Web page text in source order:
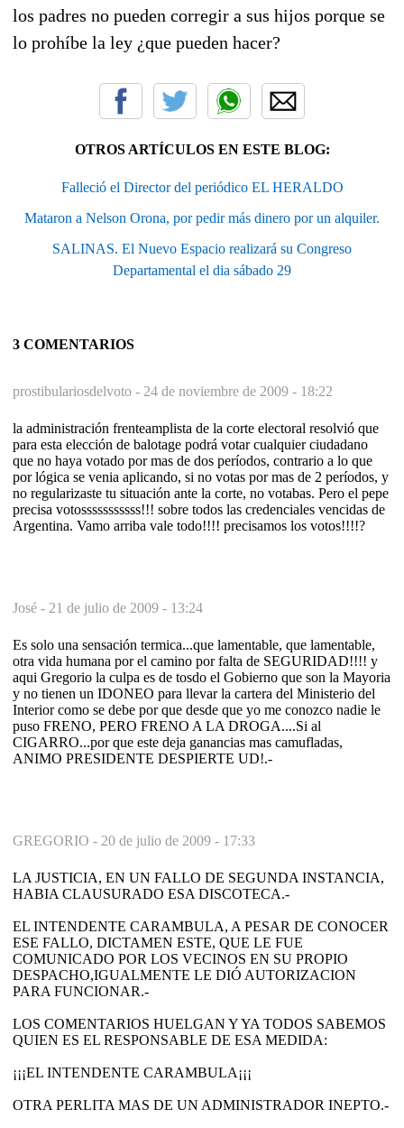
los padres no pueden corregir a sus hijos porque se
lo prohíbe la ley ¿que pueden hacer?
OTROS ARTÍCULOS EN ESTE BLOG:
Falleció el Director del periódico EL HERALDO
Mataron a Nelson Orona, por pedir más dinero por un alquiler.
SALINAS. El Nuevo Espacio realizará su Congreso
Departamental el dia sábado 29
3 COMENTARIOS
prostibulariosdelvoto - 24 de noviembre de 2009 - 18:22
la administración frenteamplista de la corte electoral resolvió que
para esta elección de balotage podrá votar cualquier ciudadano
que no haya votado por mas de dos períodos, contrario a lo que
por lógica se venia aplicando, si no votas por mas de 2 períodos, y
no regularizaste tu situación ante la corte, no votabas. Pero el pepe
precisa votosssssssssss!!! sobre todos las credenciales vencidas de
Argentina. Vamo arriba vale todo!!!! precisamos los votos!!!!?
José - 21 de julio de 2009 - 13:24
Es solo una sensación termica...que lamentable, que lamentable,
otra vida humana por el camino por falta de SEGURIDAD!!!! y
aqui Gregorio la culpa es de tosdo el Gobierno que son la Mayoria
y no tienen un IDONEO para llevar la cartera del Ministerio del
Interior como se debe por que desde que yo me conozco nadie le
puso FRENO, PERO FRENO A LA DROGA....Si al
CIGARRO...por que este deja ganancias mas camufladas,
ANIMO PRESIDENTE DESPIERTE UD!.-
GREGORIO - 20 de julio de 2009 - 17:33
LA JUSTICIA, EN UN FALLO DE SEGUNDA INSTANCIA,
HABIA CLAUSURADO ESA DISCOTECA.-
EL INTENDENTE CARAMBULA, A PESAR DE CONOCER
ESE FALLO, DICTAMEN ESTE, QUE LE FUE
COMUNICADO POR LOS VECINOS EN SU PROPIO
DESPACHO,IGUALMENTE LE DIÓ AUTORIZACION
PARA FUNCIONAR.-
LOS COMENTARIOS HUELGAN Y YA TODOS SABEMOS
QUIEN ES EL RESPONSABLE DE ESA MEDIDA:
¡¡¡EL INTENDENTE CARAMBULA¡¡¡
OTRA PERLITA MAS DE UN ADMINISTRADOR INEPTO.-